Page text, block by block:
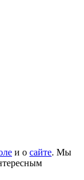
и о сайте. Мы